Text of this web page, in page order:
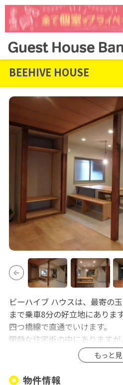
BEEHIVE HOUSE
ビーハイブ ハウスは、最寄の
まで乗車8分の好立地にありま
四つ橋線で直通でいけます。
閑静な住宅街の中にあります
して隣駅まで続く長い商店街
もっと
物件情報